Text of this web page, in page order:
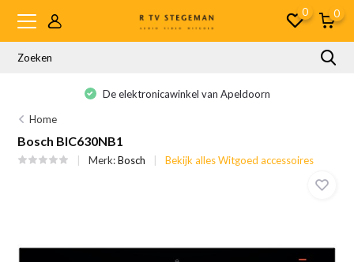
0 0
De elektronicawinkel van Apeldoorn
Home
Bosch BIC630NB1
Merk:Bosch Bekijk alles Witgoed accessoires